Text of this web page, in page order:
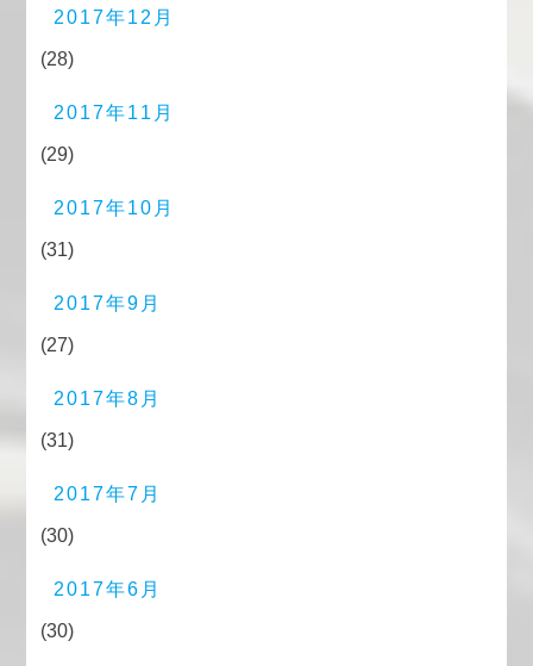
2017年12月
(28)
2017年11月
(29)
2017年10月
(31)
2017年9月
(27)
2017年8月
(31)
2017年7月
(30)
2017年6月
(30)